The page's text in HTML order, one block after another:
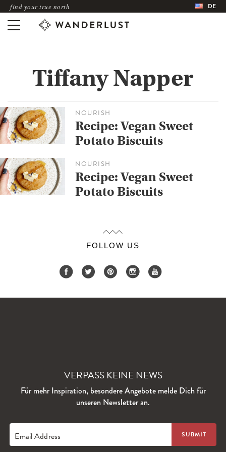
find your true north DE
Tiffany Napper
NOURISH
Recipe: Vegan Sweet
Potato Biscuits
NOURISH
Recipe: Vegan Sweet
Potato Biscuits
FOLLOW US
VERPASS KEINE NEWS
Für mehr Inspiration, besondere Angebote melde Dich für
unseren Newsletter an.
Email Address